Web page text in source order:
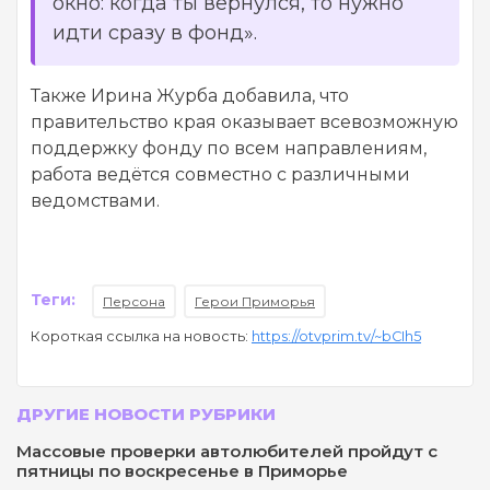
идти сразу в фонд».
Также Ирина Журба добавила, что
правительство края оказывает всевозможную
поддержку фонду по всем направлениям,
работа ведётся совместно с различными
ведомствами.
Теги: Персона Герои Приморья
Короткая ссылка на новость: https://otvprim.tv/~bCIh5
ДРУГИЕ НОВОСТИ РУБРИКИ
Массовые проверки автолюбителей пройдут с
пятницы по воскресенье в Приморье